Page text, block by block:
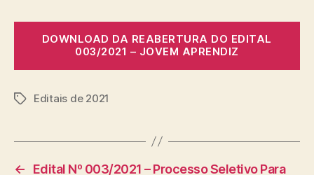
DOWNLOAD DA REABERTURA DO EDITAL
003/2021 – JOVEM APRENDIZ
TagsEditais de 2021
←
Edital Nº 003/2021 – Processo Seletivo Para